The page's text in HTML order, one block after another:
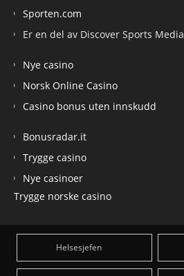
Sporten.com
Er en del av Discover Sports Media
Nye casino
Norsk Online Casino
Casino bonus uten innskudd
Bonusradar.it
Trygge casino
Nye casinoer
Trygge norske casino
Helsesjefen